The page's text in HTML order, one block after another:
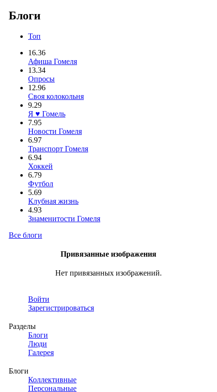
Блоги
Топ
16.36
Афиша Гомеля
13.34
Опросы
12.96
Своя колокольня
9.29
Я ♥ Гомель
7.95
Новости Гомеля
6.97
Транспорт Гомеля
6.94
Хоккей
6.79
Футбол
5.69
Клубная жизнь
4.93
Знаменитости Гомеля
Все блоги
Привязанные изображения
Нет привязанных изображений.
Войти
Зарегистрироваться
Разделы
Блоги
Люди
Галерея
Блоги
Коллективные
Персональные